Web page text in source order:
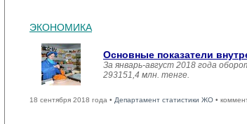
ЭКОНОМИКА
Основные показатели
За январь-август 2018 года
293151,4 млн. тенге.
18 сентября 2018 года • Департамент статистики ЖО •